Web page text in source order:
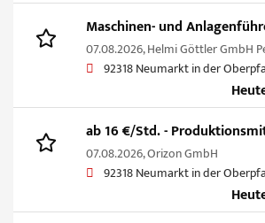
Maschinen- und
07.08.2026,Helmi Göttler GmbH
92318 Neumarkt in der
ab 16 €/Std. -
07.08.2026,Orizon GmbH
92318 Neumarkt in der